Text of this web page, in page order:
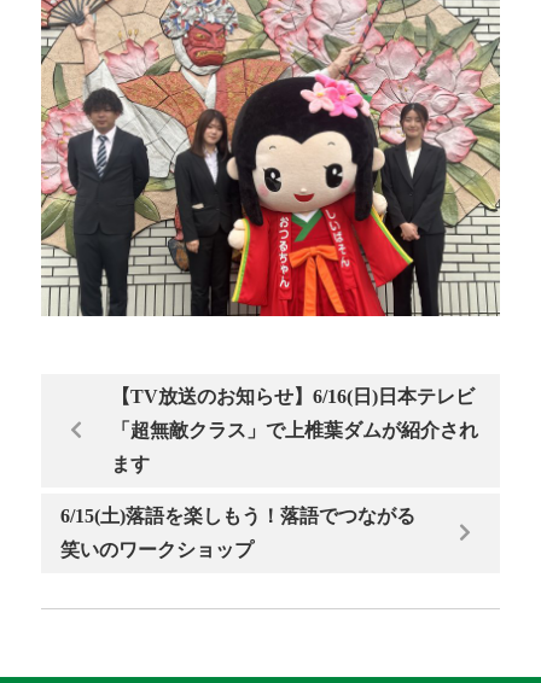
【TV放送のお知らせ】6/16(日)日本テレビ
「超無敵クラス」で上椎葉ダムが紹介され
ます
6/15(土)落語を楽しもう！落語でつながる
笑いのワークショップ